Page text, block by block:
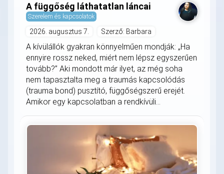
A függőség láthatatlan láncai
Szerelem és kapcsolatok
2026. augusztus 7. Szerző: Barbara
A kívülállók gyakran könnyelműen mondják: „Ha
ennyire rossz neked, miért nem lépsz egyszerűen
tovább?” Aki mondott már ilyet, az még soha
nem tapasztalta meg a traumás kapcsolódás
(trauma bond) pusztító, függőségszerű erejét.
Amikor egy kapcsolatban a rendkívüli...